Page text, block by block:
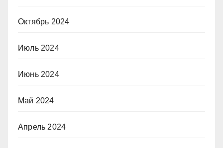
Октябрь 2024
Июль 2024
Июнь 2024
Май 2024
Апрель 2024